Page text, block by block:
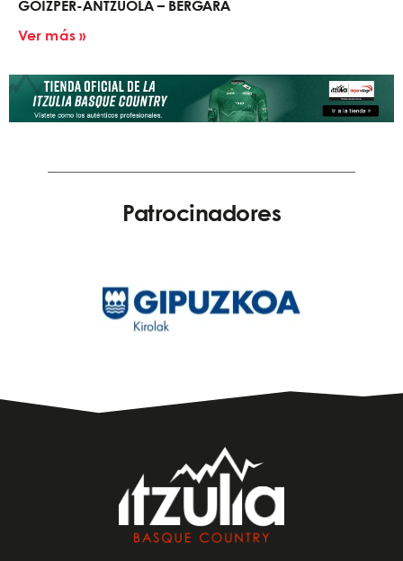
GOIZPER-ANTZUOLA – BERGARA
Ver más »
Patrocinadores